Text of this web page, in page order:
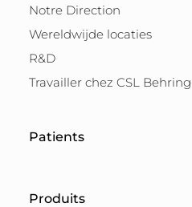
Notre Direction
Wereldwijde locaties
R&D
Travailler chez CSL Behring
Patients
Produits